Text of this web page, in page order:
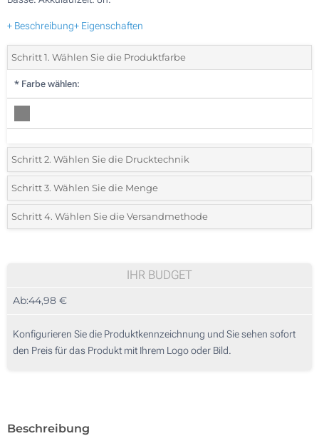
+ Beschreibung+ Eigenschaften
Schritt 1. Wählen Sie die Produktfarbe
* Farbe wählen:
Schritt 2. Wählen Sie die Drucktechnik
*Wählen Sie die Druck- und Farbtechniken für Ihr Logo:
Digitaldruck (Auf einer Seite)
Schritt 3. Wählen Sie die Menge
*Bitte wählen Sie Ihre gewünschte Menge
10
50
Schritt 4. Wählen Sie die Versandmethode
IHR BUDGET
Ab:44,98 €
Konfigurieren Sie die Produktkennzeichnung und Sie sehen sofort
den Preis für das Produkt mit Ihrem Logo oder Bild.
Beschreibung